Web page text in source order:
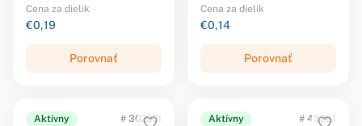
Cena za dielik
€0,19
Porovnať
Cena za dielik
€0,14
Porovnať
Aktívny # 302001 Aktívny # 43281